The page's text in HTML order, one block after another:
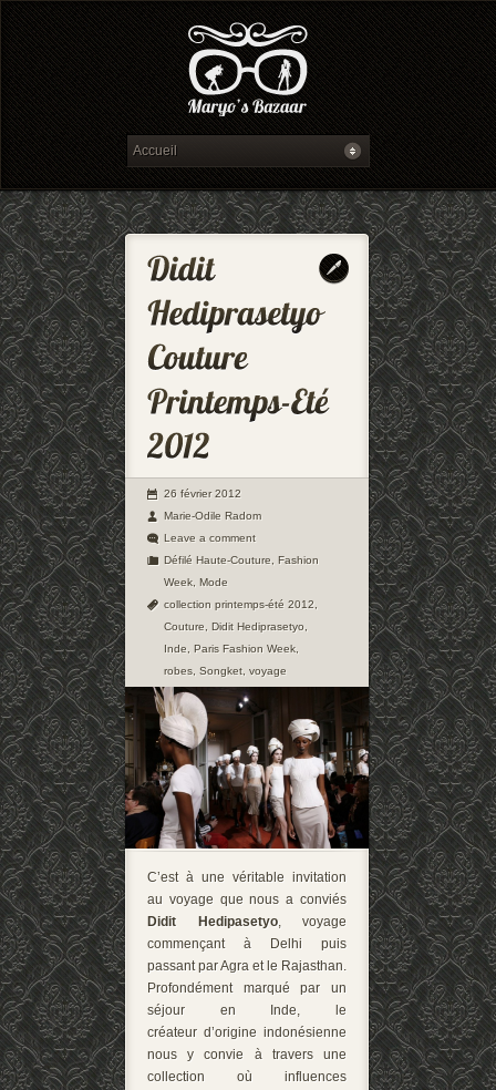
26 février 2012
Marie-Odile Radom
Leave a comment
Défilé Haute-Couture
Fashion
Week Mode
collection printemps-été 2012
Couture
Didit Hediprasetyo
Inde
Paris Fashion Week
robes Songket voyage
C’est à une véritable invitation
au voyage que nous a conviés
Didit Hedipasetyo, voyage
commençant à Delhi puis
passant par Agra et le Rajasthan.
Profondément marqué par un
séjour en Inde, le
créateur d’origine indonésienne
nous y convie à travers une
collection où influences